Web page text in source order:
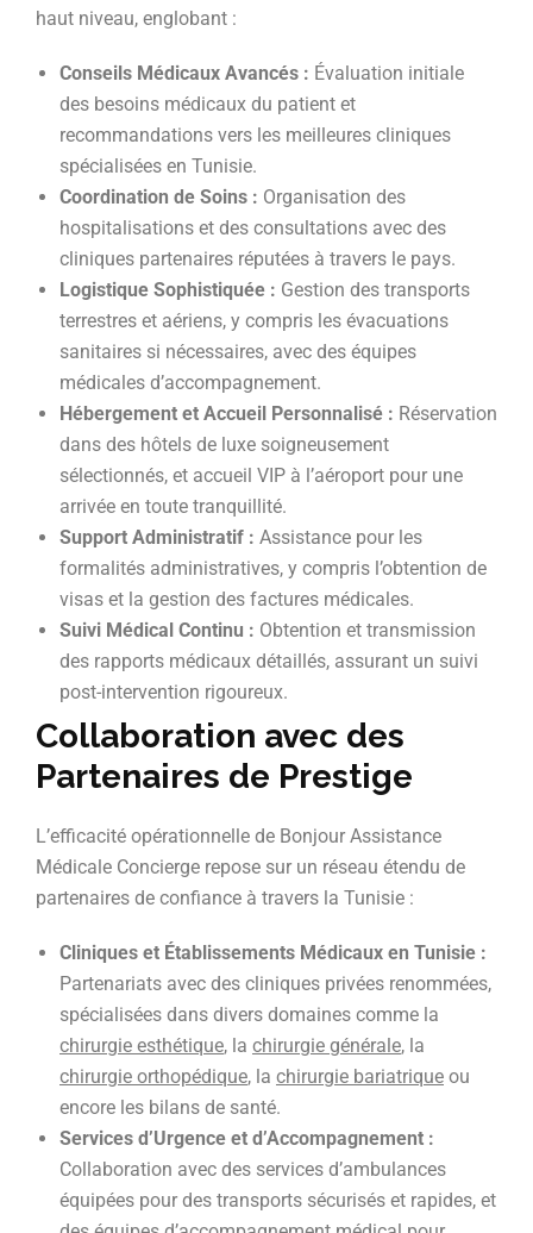
haut niveau, englobant :
Conseils Médicaux Avancés : Évaluation initiale
des besoins médicaux du patient et
recommandations vers les meilleures cliniques
spécialisées en Tunisie.
Coordination de Soins : Organisation des
hospitalisations et des consultations avec des
cliniques partenaires réputées à travers le pays.
Logistique Sophistiquée : Gestion des transports
terrestres et aériens, y compris les évacuations
sanitaires si nécessaires, avec des équipes
médicales d’accompagnement.
Hébergement et Accueil Personnalisé : Réservation
dans des hôtels de luxe soigneusement
sélectionnés, et accueil VIP à l’aéroport pour une
arrivée en toute tranquillité.
Support Administratif : Assistance pour les
formalités administratives, y compris l’obtention de
visas et la gestion des factures médicales.
Suivi Médical Continu : Obtention et transmission
des rapports médicaux détaillés, assurant un suivi
post-intervention rigoureux.
Collaboration avec des
Partenaires de Prestige
L’efficacité opérationnelle de Bonjour Assistance
Médicale Concierge repose sur un réseau étendu de
partenaires de confiance à travers la Tunisie :
Cliniques et Établissements Médicaux en Tunisie :
Partenariats avec des cliniques privées renommées,
spécialisées dans divers domaines comme la
chirurgie esthétique, la chirurgie générale, la
chirurgie orthopédique, la chirurgie bariatrique ou
encore les bilans de santé.
Services d’Urgence et d’Accompagnement :
Collaboration avec des services d’ambulances
équipées pour des transports sécurisés et rapides, et